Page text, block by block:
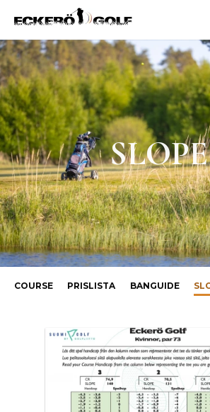
ECKERÖ GOLF
SLOPE
COURSE PRISLISTA BANGUIDE